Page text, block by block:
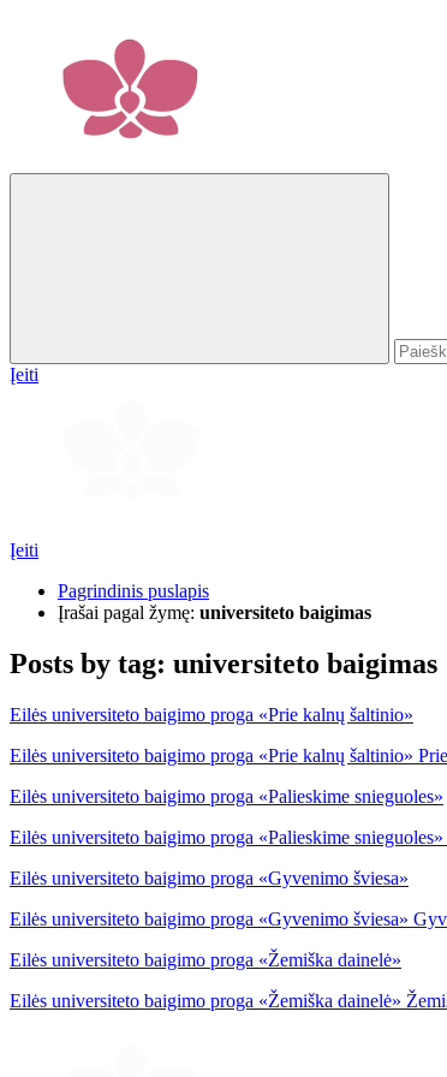
Įeiti
Įeiti
Pagrindinis puslapis
Įrašai pagal žymę: universiteto baigimas
Posts by tag: universiteto baigimas
Eilės universiteto baigimo proga «Prie kalnų šaltinio»
Eilės universiteto baigimo proga «Prie kalnų šaltinio»
Eilės universiteto baigimo proga «Palieskime snieguoles»
Eilės universiteto baigimo proga «Palieskime
Eilės universiteto baigimo proga «Gyvenimo šviesa»
Eilės universiteto baigimo proga «Gyvenimo šviesa»
Eilės universiteto baigimo proga «Žemiška dainelė»
Eilės universiteto baigimo proga «Žemiška dainelė»